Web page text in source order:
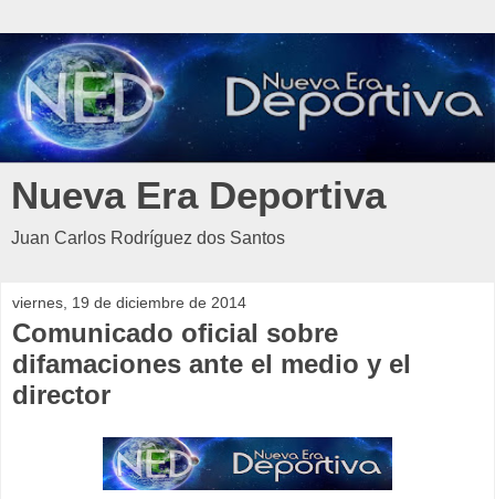
Nueva Era Deportiva
Juan Carlos Rodríguez dos Santos
viernes, 19 de diciembre de 2014
Comunicado oficial sobre
difamaciones ante el medio y el
director